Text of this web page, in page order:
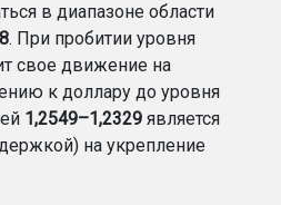
в диапазоне области
. При пробитии уровня
свое движение на
к доллару до уровня
1,2549–1,2329 является
на укрепление